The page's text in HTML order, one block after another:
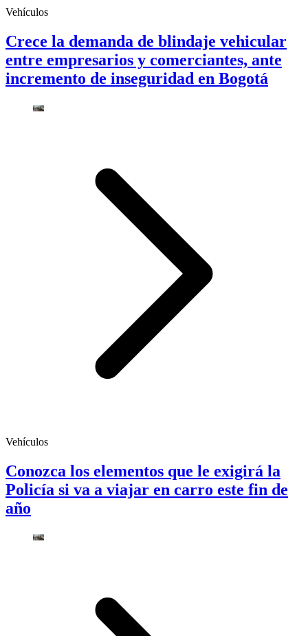
Vehículos
Crece la demanda de blindaje vehicular
entre empresarios y comerciantes, ante
incremento de inseguridad en Bogotá
Vehículos
Conozca los elementos que le exigirá la
Policía si va a viajar en carro este fin de
año